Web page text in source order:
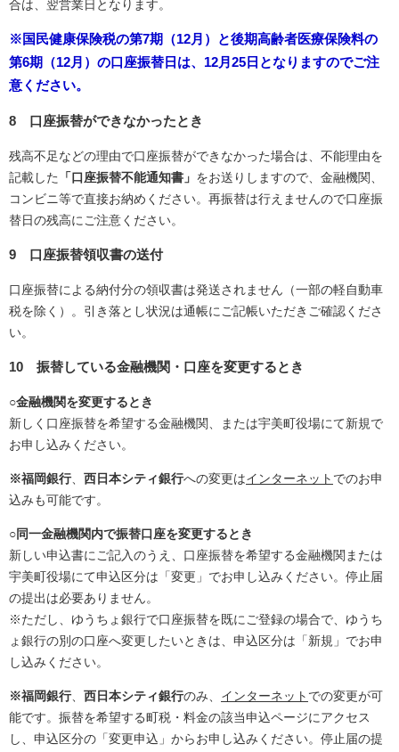
合は、翌営業日となります。
※国民健康保険税の第7期（12月）と後期高齢者医療保険料の
第6期（12月）の口座振替日は、12月25日となりますのでご注
意ください。
8 口座振替ができなかったとき
残高不足などの理由で口座振替ができなかった場合は、不能理由を
記載した
「口座振替不能通知書」 をお送りしますので、金融機関、
コンビニ等で直接お納めください。再振替は行えませんので口座振
替日の残高にご注意ください。
9 口座振替領収書の送付
口座振替による納付分の領収書は発送されません（一部の軽自動車
税を除く）。引き落とし状況は通帳にご記帳いただきご確認くださ
い。
10 振替している金融機関・口座を変更するとき
○金融機関を変更するとき
新しく口座振替を希望する金融機関、または宇美町役場にて新規で
お申し込みください。
※福岡銀行、 西日本シティ銀行への変更はインターネット でのお申
込みも可能です。
○同一金融機関内で振替口座を変更するとき
新しい申込書にご記入のうえ、口座振替を希望する金融機関または
宇美町役場にて申込区分は「変更」でお申し込みください。停止届
の提出は必要ありません。
※ただし、ゆうちょ銀行で口座振替を既にご登録の場合で、ゆうち
ょ銀行の別の口座へ変更したいときは、申込区分は「新規」でお申
し込みください。
※福岡銀行、 西日本シティ銀行のみ、 インターネット での変更が可
能です。振替を希望する町税・料金の該当申込ページにアクセス
し、申込区分の「変更申込」からお申し込みください。停止届の提